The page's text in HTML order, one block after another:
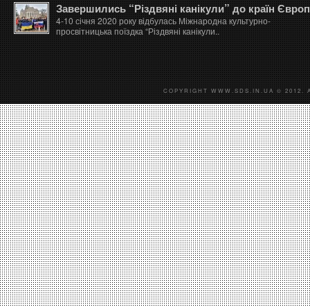
Завершились “Різдвяні канікули” до країн
4-10 січня 2020 року відбулась Міжнародна культурно-
просвітницька поїздка “Різдвяні канікули..
COPYRIGHT WWW.SDS.IN.UA © 2012.